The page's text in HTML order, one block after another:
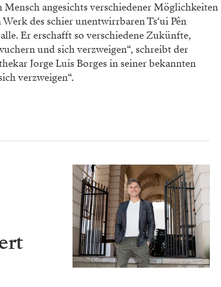
angesichts verschiedener Möglichkeiten
des schier unentwirrbaren Ts‘ui Pên
Er erschafft so verschiedene Zukünfte,
und sich verzweigen“, schreibt der
Jorge Luis Borges in seiner bekannten
verzweigen“.